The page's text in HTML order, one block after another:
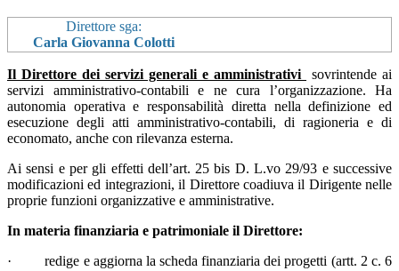
Direttore sga:
Carla Giovanna Colotti
Il Direttore dei servizi generali e amministrativi
sovrintende ai
servizi amministrativo-contabili e ne cura l’organizzazione. Ha
autonomia operativa e responsabilità diretta nella definizione ed
esecuzione degli atti amministrativo-contabili, di ragioneria e di
economato, anche con rilevanza esterna.
Ai sensi e per gli effetti dell’art. 25 bis D. L.vo 29/93 e successive
modificazioni ed integrazioni, il Direttore coadiuva il Dirigente nelle
proprie funzioni organizzative e amministrative.
In materia finanziaria e patrimoniale il Direttore:
· redige e aggiorna la scheda finanziaria dei progetti (artt. 2 c. 6